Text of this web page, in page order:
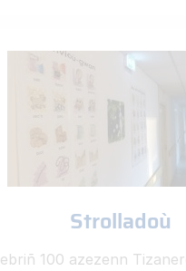
Strolladoù
100 azezenn